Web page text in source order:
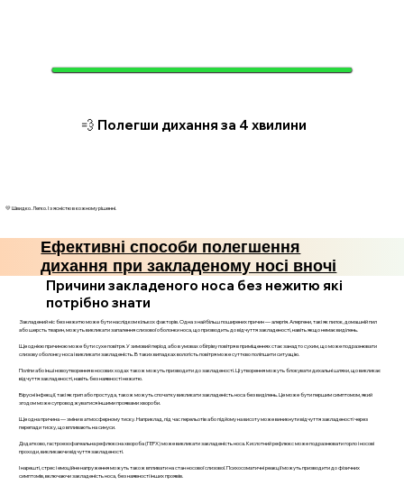
💨 Полегши дихання за 4 хвилини
💛 Швидко. Легко. І з ясністю в кожному рішенні.
Ефективні способи полегшення
дихання при закладеному носі вночі
Причини закладеного носа без нежитю які
потрібно знати
Закладений ніс без нежитю може бути наслідком кількох факторів. Одна з найбільш поширених причин — алергія. Алергени, такі як пилок, домашній пил
або шерсть тварин, можуть викликати запалення слизової оболонки носа, що призводить до відчуття закладеності, навіть якщо немає виділень.
Ще однією причиною може бути сухе повітря. У зимовий період або в умовах обігріву повітря в приміщеннях стає занадто сухим, що може подразнювати
слизову оболонку носа і викликати закладеність. В таких випадках вологість повітря може суттєво поліпшити ситуацію.
Поліпи або інші новоутворення в носових ходах також можуть призводити до закладеності. Ці утворення можуть блокувати дихальні шляхи, що викликає
відчуття закладеності, навіть без наявності нежитю.
Вірусні інфекції, такі як грип або простуда, також можуть спочатку викликати закладеність носа без виділень. Це може бути першим симптомом, який
згодом може супроводжуватися іншими проявами хвороби.
Ще одна причина — зміни в атмосферному тиску. Наприклад, під час перельотів або підйому на висоту може виникнути відчуття закладеності через
перепади тиску, що впливають на синуси.
Додатково, гастроезофагеальна рефлюксна хвороба (ГЕРХ) може викликати закладеність носа. Кислотний рефлюкс може подразнювати горло і носові
проходи, викликаючи відчуття закладеності.
І нарешті, стрес і емоційне напруження можуть також впливати на стан носової слизової. Психосоматичні реакції можуть призводити до фізичних
симптомів, включаючи закладеність носа, без наявності інших проявів.